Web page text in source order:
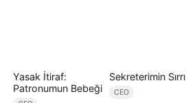
Yasak İtiraf:
Patronumun Bebeği
Sekreterimin Sırrı
CEO